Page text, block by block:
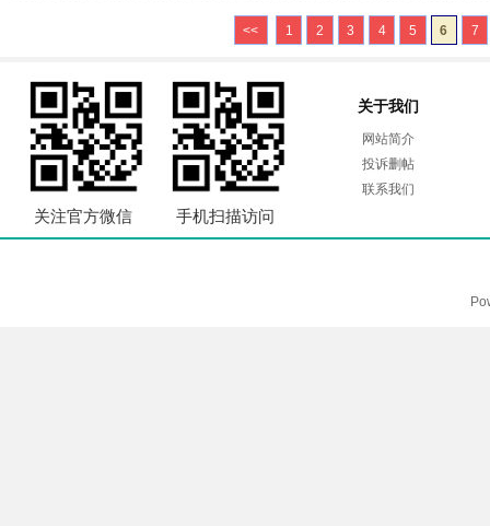
<< 1 2 3 4 5 6 7
关注官方微信 手机扫描访问
关于我们
网站简介
投诉删帖
联系我们